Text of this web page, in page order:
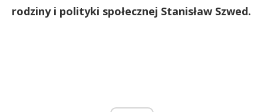
rodziny i polityki społecznej Stanisław Szwed.